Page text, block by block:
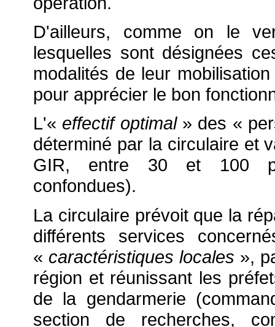
D'ailleurs, comme on le
lesquelles sont désignées
modalités de leur
pour apprécier le bon
L'« effectif optimal» des «
déterminé par la circulaire et
GIR, entre 30 et 100
confondues).
La circulaire prévoit que la
différents services
« caractéristiques locales »,
région et réunissant les
de la gendarmerie
section de recherches,